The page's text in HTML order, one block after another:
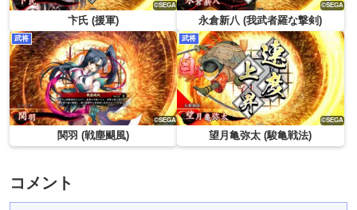
卞氏 (援軍) 永倉新八 (我武者羅な撃剣)
武将
関羽 (戦塵颶風)
武将
望月亀弥太 (駿亀戦法)
コメント